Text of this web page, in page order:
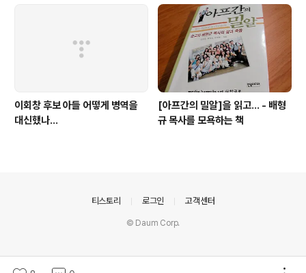
이회창 후보 아들 어떻게 병역을
대신했나...
[아프간의 밀알]을 읽고... - 배형
규 목사를 모욕하는 책
티스토리 로그인 고객센터
© Daum Corp.